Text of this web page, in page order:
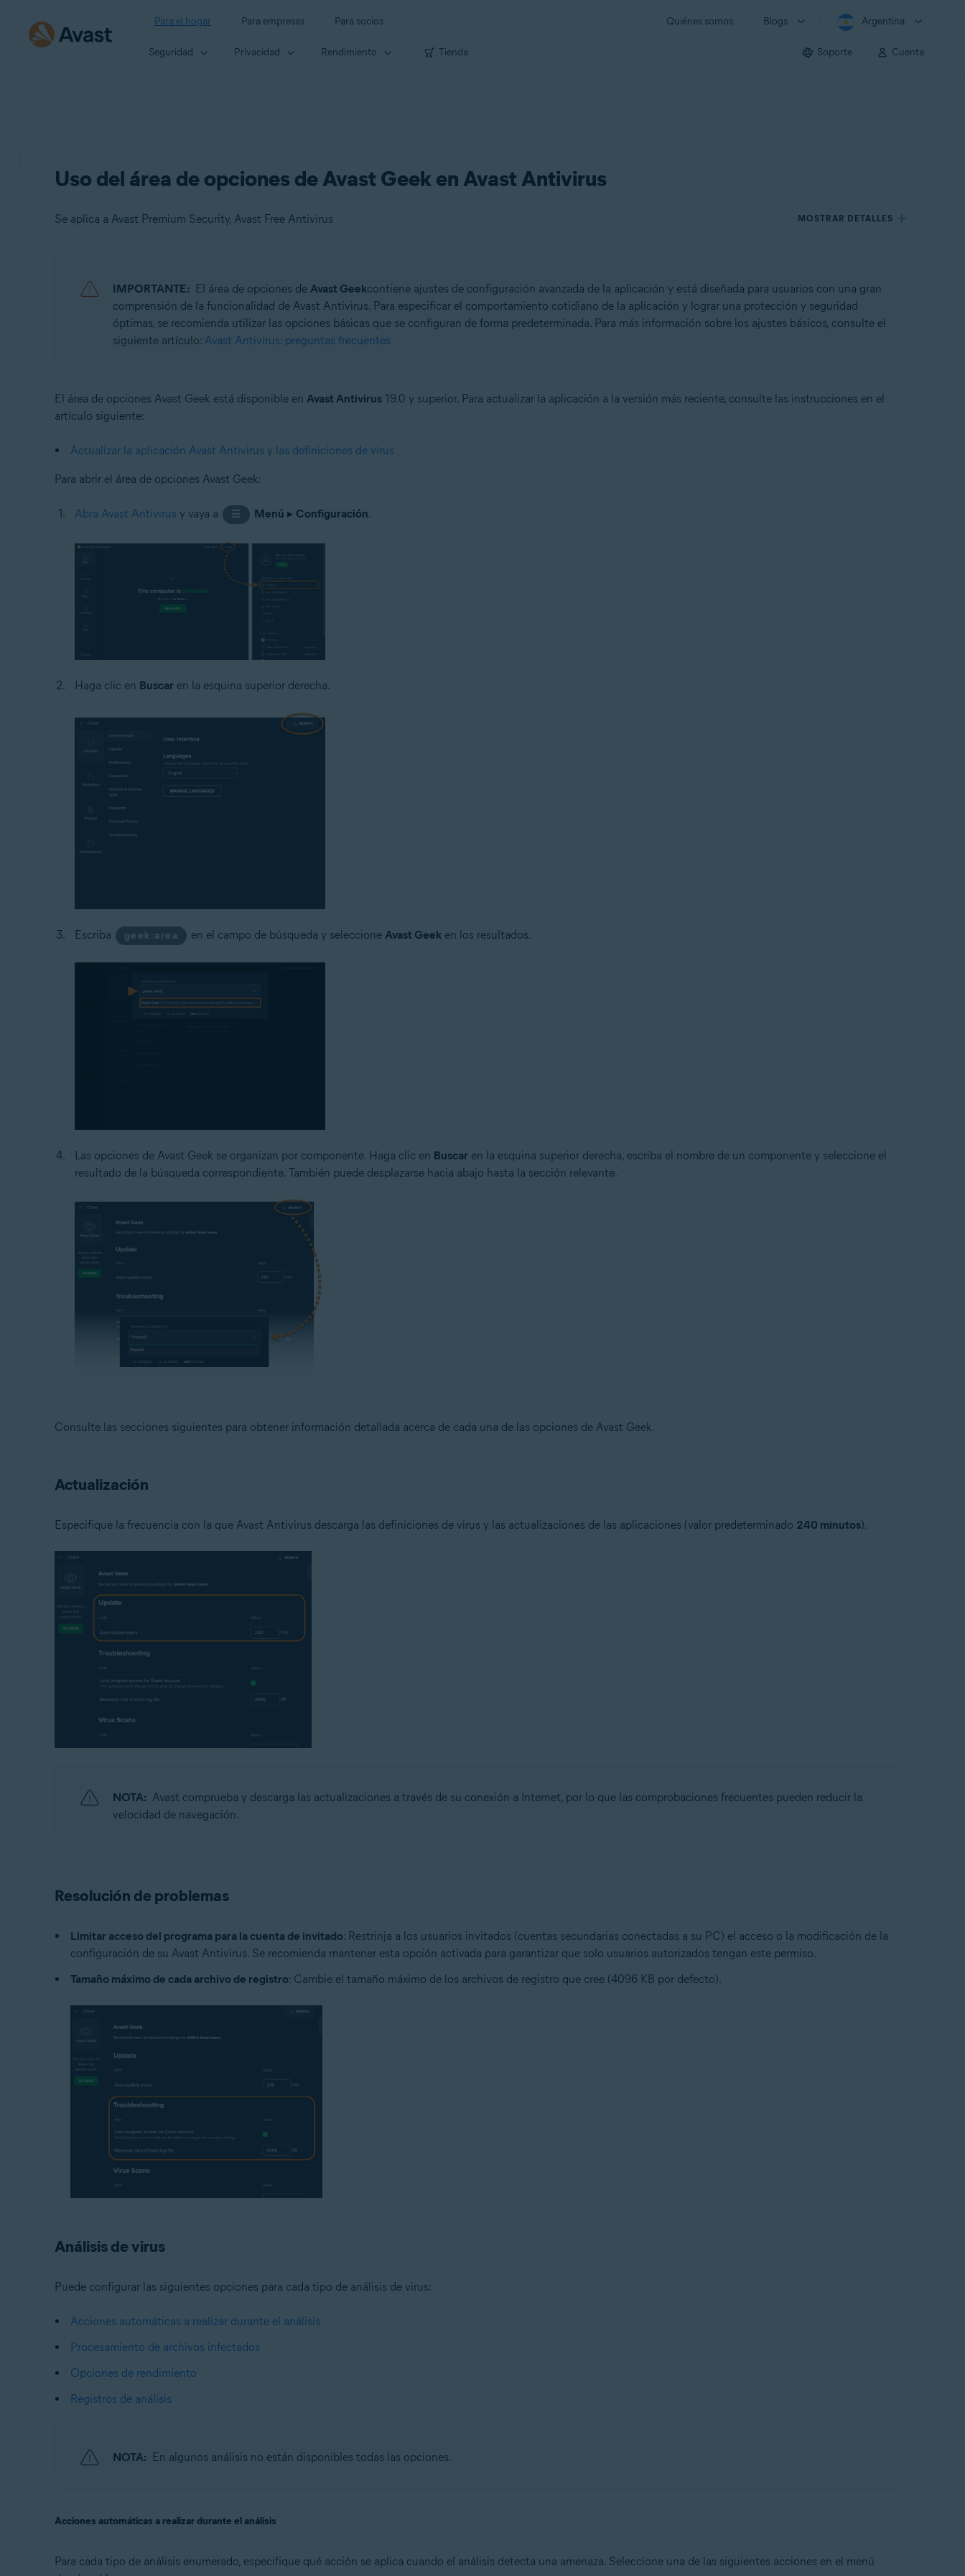
Para el hogar Para empresas Para socios Quiénes somos Blogs Argentina
Seguridad Privacidad Rendimiento Tienda Soporte Cuenta
Uso del área de opciones de Avast Geek en Avast Antivirus
Se aplica a Avast Premium Security, Avast Free Antivirus MOSTRAR DETALLES
Avast Premium Security 22.x
Avast Free Antivirus 22.x
Sistemas operativos:
Microsoft Windows 8.1/Pro/Enterprise - 32 o 64 bits
Microsoft Windows 8/Pro/Enterprise - 32 o 64 bits
IMPORTANTE: El área de opciones de Avast Geekcontiene ajustes de configuración avanzada de la aplicación y está diseñada para usuarios con una gran
comprensión de la funcionalidad de Avast Antivirus. Para especificar el comportamiento cotidiano de la aplicación y lograr una protección y seguridad
óptimas, se recomienda utilizar las opciones básicas que se configuran de forma predeterminada. Para más información sobre los ajustes básicos, consulte el
siguiente artículo: Avast Antivirus: preguntas frecuentes
El área de opciones Avast Geek está disponible en Avast Antivirus19.0 y superior. Para actualizar la aplicación a la versión más reciente, consulte las instrucciones en el
artículo siguiente:
Actualizar la aplicación Avast Antivirus y las definiciones de virus
Para abrir el área de opciones Avast Geek:
Abra Avast Antivirus y vaya a ☰ Menú ▸ Configuración.
Haga clic en Buscar en la esquina superior derecha.
Escriba geek:area en el campo de búsqueda y seleccioneAvast Geek en los resultados.
Las opciones de Avast Geek se organizan por componente. Haga clic en Buscar en la esquina superior derecha, escriba el nombre de un componente y seleccione el
resultado de la búsqueda correspondiente. También puede desplazarse hacia abajo hasta la sección relevante.
Consulte las secciones siguientes para obtener información detallada acerca de cada una de las opciones de Avast Geek.
Actualización
Especifique la frecuencia con la que Avast Antivirus descarga las definiciones de virus y las actualizaciones de las aplicaciones (valor predeterminado 240 minutos).
NOTA: Avast comprueba y descarga las actualizaciones a través de su conexión a Internet, por lo que las comprobaciones frecuentes pueden reducir la
velocidad de navegación.
Resolución de problemas
Limitar acceso del programa para la cuenta de invitado: Restrinja a los usuarios invitados (cuentas secundarias conectadas a su PC) el acceso o la modificación de la
configuración de su Avast Antivirus. Se recomienda mantener esta opción activada para garantizar que solo usuarios autorizados tengan este permiso.
Tamaño máximo de cada archivo de registro: Cambie el tamaño máximo de los archivos de registro que cree (4096 KB por defecto).
Análisis de virus
Puede configurar las siguientes opciones para cada tipo de análisis de virus:
Acciones automáticas a realizar durante el análisis
Procesamiento de archivos infectados
Opciones de rendimiento
Registros de análisis
NOTA: En algunos análisis no están disponibles todas las opciones.
Acciones automáticas a realizar durante el análisis
Para cada tipo de análisis enumerado, especifique qué acción se aplica cuando el análisis detecta una amenaza. Seleccione una de las siguientes acciones en el menú